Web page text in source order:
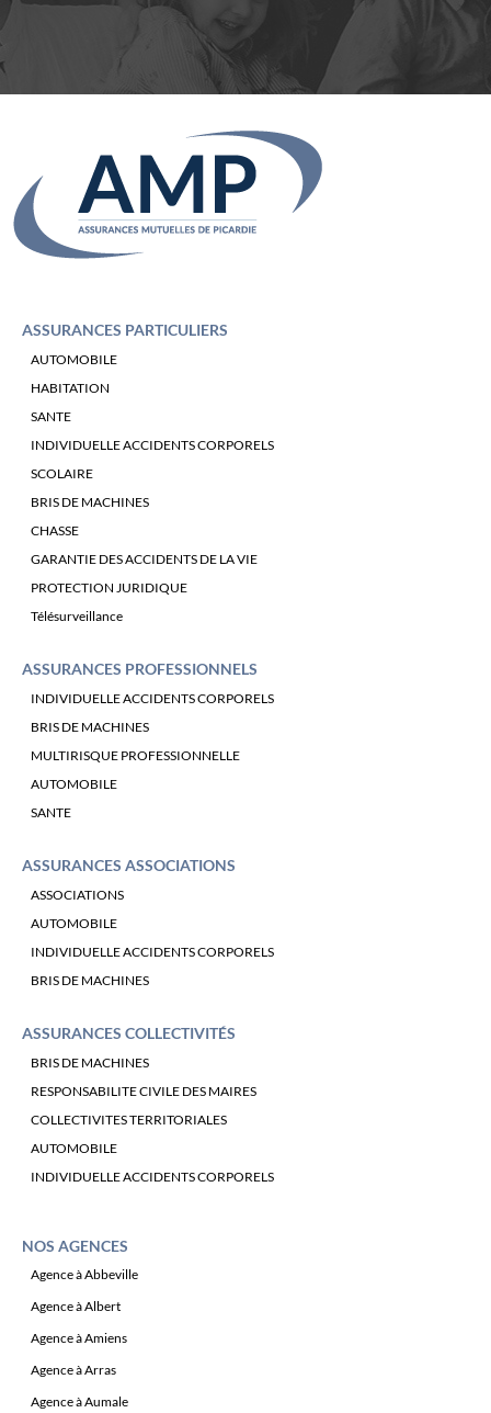
ASSURANCES PARTICULIERS
AUTOMOBILE
HABITATION
SANTE
INDIVIDUELLE ACCIDENTS CORPORELS
SCOLAIRE
BRIS DE MACHINES
CHASSE
GARANTIE DES ACCIDENTS DE LA VIE
PROTECTION JURIDIQUE
Télésurveillance
ASSURANCES PROFESSIONNELS
INDIVIDUELLE ACCIDENTS CORPORELS
BRIS DE MACHINES
MULTIRISQUE PROFESSIONNELLE
AUTOMOBILE
SANTE
ASSURANCES ASSOCIATIONS
ASSOCIATIONS
AUTOMOBILE
INDIVIDUELLE ACCIDENTS CORPORELS
BRIS DE MACHINES
ASSURANCES COLLECTIVITÉS
BRIS DE MACHINES
RESPONSABILITE CIVILE DES MAIRES
COLLECTIVITES TERRITORIALES
AUTOMOBILE
INDIVIDUELLE ACCIDENTS CORPORELS
NOS AGENCES
Agence à Abbeville
Agence à Albert
Agence à Amiens
Agence à Arras
Agence à Aumale